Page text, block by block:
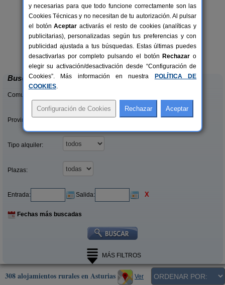
4+1 pers.
desde26 €
El Acebo
Beloncio (Asturias)
Buscar
Comunidades:
Provincias/Islas:
Tipo alquiler:
Plazas:
Entrada: Salida: X
Fechas más buscadas
MÁS FILTROS
308 alojamientos rurales en Asturias
Ver
y necesarias para que todo funcione correctamente son las
Cookies Técnicas y no necesitan de tu autorización. Al pulsar
el botónAceptar activarás el resto de cookies (analíticas y
publicitarias), personalizadas según tus preferencias y con
publicidad ajustada a tus búsquedas. Estas últimas puedes
desactivarlas por completo pulsando el botón Rechazar o
elegir su activación/desactivación desde “Configuración de
Cookies”. Más información en nuestra
POLÍTICA DE
COOKIES.